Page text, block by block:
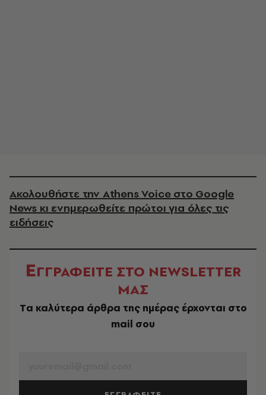
Ακολουθήστε την Athens Voice στο Google
News κι ενημερωθείτε πρώτοι για όλες τις
ειδήσεις
ΕΓΓΡΑΦΕΙΤΕ ΣΤΟ NEWSLETTER
ΜΑΣ
Tα καλύτερα άρθρα της ημέρας έρχονται στο
mail σου